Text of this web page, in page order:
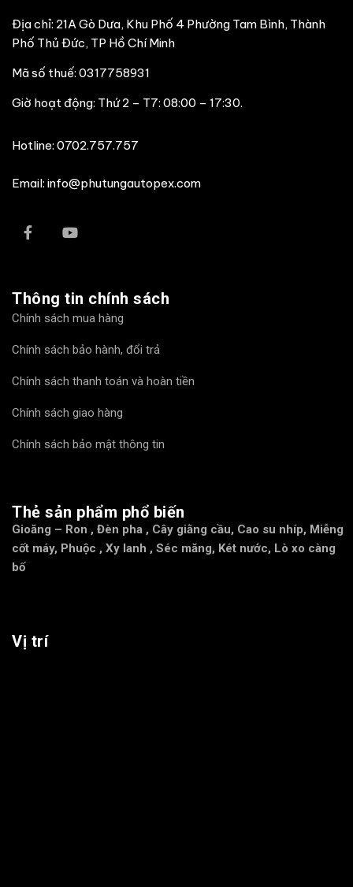
Địa chỉ: 21A Gò Dưa, Khu Phố 4 Phường Tam Bình, Thành
Phố Thủ Đức, TP Hồ Chí Minh
Mã số thuế: 0317758931
Giờ hoạt động: Thứ 2 – T7: 08:00 – 17:30.
Hotline: 0702.757.757
Email: info@phutungautopex.com
Thông tin chính sách
Chính sách mua hàng
Chính sách bảo hành, đổi trả
Chính sách thanh toán và hoàn tiền
Chính sách giao hàng
Chính sách bảo mật thông tin
Thẻ sản phẩm phổ biến
Gioăng – Ron , Đèn pha , Cây giằng cầu, Cao su nhíp, Miễng
cốt máy, Phuộc , Xy lanh , Séc măng, Két nước, Lò xo càng
bố
Vị trí